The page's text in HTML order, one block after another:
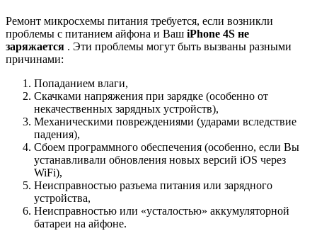
Ремонт микросхемы питания требуется, если возникли
проблемы с питанием айфона и Ваш iPhone 4S не
заряжается . Эти проблемы могут быть вызваны разными
причинами:
Попаданием влаги,
Скачками напряжения при зарядке (особенно от
некачественных зарядных устройств),
Механическими повреждениями (ударами вследствие
падения),
Сбоем программного обеспечения (особенно, если Вы
устанавливали обновления новых версий iOS через
WiFi),
Неисправностью разъема питания или зарядного
устройства,
Неисправностью или «усталостью» аккумуляторной
батареи на айфоне.